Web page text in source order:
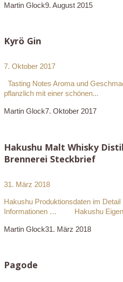
Martin Glock9. August 2015
Kyrö Gin
7. Oktober 2017
Tasting Notes Aroma und
pflanzlich mit einer schönen...
Martin Glock7. Oktober 2017
Hakushu Malt Whisky
Brennerei Steckbrief
31. März 2018
Hakushu Produktionsdaten im
Informationen … Hakushu
Martin Glock31. März 2018
Pagode